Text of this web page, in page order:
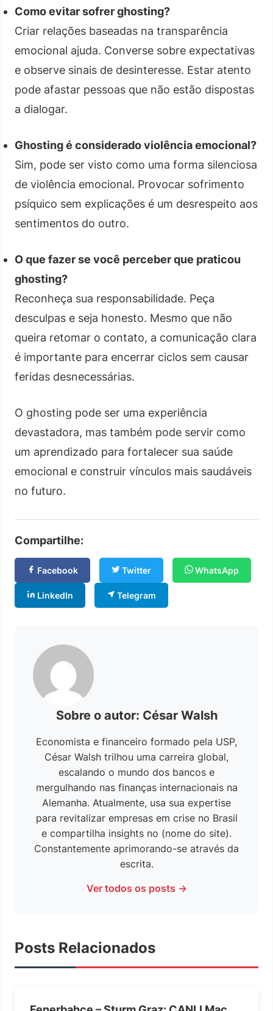
Como evitar sofrer ghosting?
Criar relações baseadas na transparência
emocional ajuda. Converse sobre expectativas
e observe sinais de desinteresse. Estar atento
pode afastar pessoas que não estão dispostas
a dialogar.
Ghosting é considerado violência emocional?
Sim, pode ser visto como uma forma silenciosa
de violência emocional. Provocar sofrimento
psíquico sem explicações é um desrespeito aos
sentimentos do outro.
O que fazer se você perceber que praticou
ghosting?
Reconheça sua responsabilidade. Peça
desculpas e seja honesto. Mesmo que não
queira retomar o contato, a comunicação clara
é importante para encerrar ciclos sem causar
feridas desnecessárias.
O ghosting pode ser uma experiência
devastadora, mas também pode servir como
um aprendizado para fortalecer sua saúde
emocional e construir vínculos mais saudáveis
no futuro.
Compartilhe:
Facebook Twitter WhatsApp
LinkedIn Telegram
Sobre o autor: César Walsh
Economista e financeiro formado pela USP,
César Walsh trilhou uma carreira global,
escalando o mundo dos bancos e
mergulhando nas finanças internacionais na
Alemanha. Atualmente, usa sua expertise
para revitalizar empresas em crise no Brasil
e compartilha insights no (nome do site).
Constantemente aprimorando-se através da
escrita.
Ver todos os posts →
Posts Relacionados